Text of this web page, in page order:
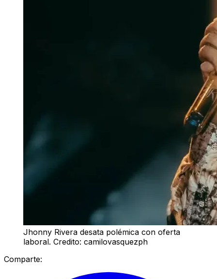
Jhonny Rivera desata polémica con oferta
laboral. Credito: camilovasquezph
Comparte: